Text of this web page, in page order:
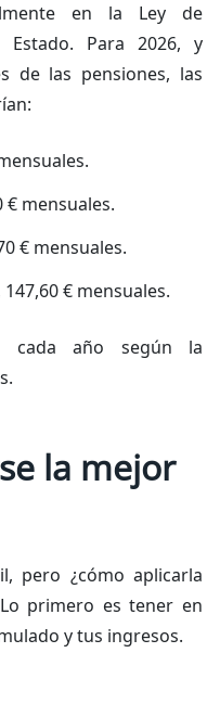
en la Ley de
Estado. Para 2026, y
de las pensiones, las
€ mensuales.
€ mensuales.
€ mensuales.
cada año según la
la mejor
pero ¿cómo aplicarla
primero es tener en
y tus ingresos.